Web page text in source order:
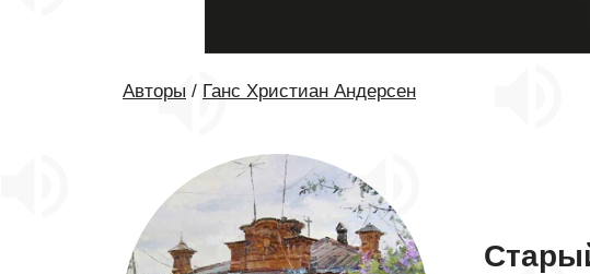
Авторы / Ганс Христиан Андерсен